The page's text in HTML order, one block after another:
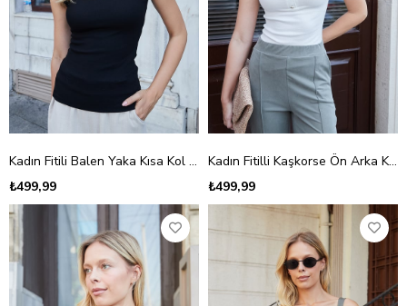
Kadın Fitili Balen Yaka Kısa Kol Kolu Apoletli Bluz-Siyah
₺499,99
Kadın Fitilli Kaşkorse Ön Arka Kare Yaka Patlı Body Bluz-Krem
₺499,99